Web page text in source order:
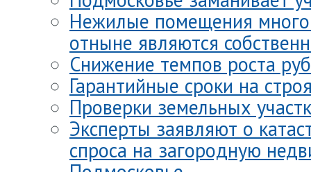
Нежилые помещения
отныне являются
Снижение темпов роста
Гарантийные сроки на
Проверки земельных
Эксперты заявляют о
спроса на загородную